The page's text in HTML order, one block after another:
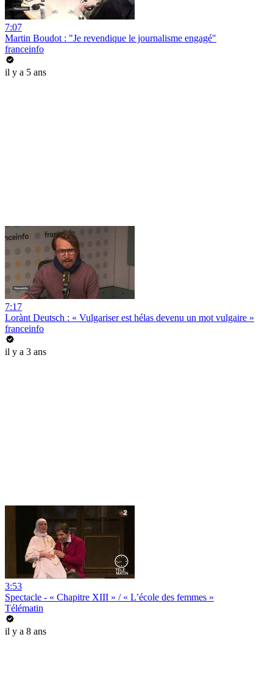
7:07
Martin Boudot : "Je revendique le journalisme engagé"
franceinfo
il y a 5 ans
7:17
Lorànt Deutsch : « Vulgariser est hélas devenu un mot vulgaire »
franceinfo
il y a 3 ans
3:53
Spectacle - « Chapitre XIII » / « L’école des femmes »
Télématin
il y a 8 ans